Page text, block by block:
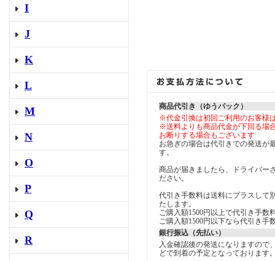
I
J
K
L
M
N
O
P
Q
R
商品代引き（ゆうパック）
※代金引換は初回ご利用のお客様
※送料よりも商品代金が下回る場
お断りする場合もございます
お急ぎの場合は代引きでの発送が
す。
商品が届きましたら、ドライバー
ださい。
代引き手数料は送料にプラスして
たします。
ご購入額1500円以上で代引き手数
ご購入額1500円以下なら代引き手
銀行振込（先払い）
入金確認後の発送になりますので
どで到着の予定となっております